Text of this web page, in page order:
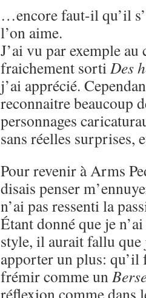
…encore faut-il qu’il
l’on aime.
J’ai vu par exemple au
fraichement sortiDes
j’ai apprécié.
reconnaitre beaucoup
personnages
sans réelles surprises,
Pour revenir à Arms
disais penser
n’ai pas ressenti la
Étant donné que je
style, il aurait fallu que
apporter un plus: qu’il
frémir comme un
réflexion comme dans